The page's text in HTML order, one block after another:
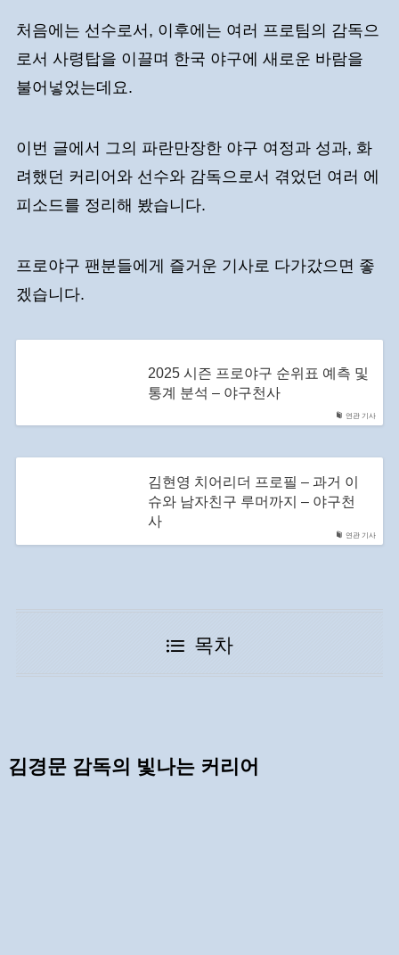
처음에는 선수로서, 이후에는 여러 프로팀의 감독으
로서 사령탑을 이끌며 한국 야구에 새로운 바람을
불어넣었는데요.
이번 글에서 그의 파란만장한 야구 여정과 성과, 화
려했던 커리어와 선수와 감독으로서 겪었던 여러 에
피소드를 정리해 봤습니다.
프로야구 팬분들에게 즐거운 기사로 다가갔으면 좋
겠습니다.
연관 기사
2025 시즌 프로야구 순위표 예측 및
통계 분석 – 야구천사
연관 기사
김현영 치어리더 프로필 – 과거 이
슈와 남자친구 루머까지 – 야구천
사
목차
김경문 감독의 빛나는 커리어